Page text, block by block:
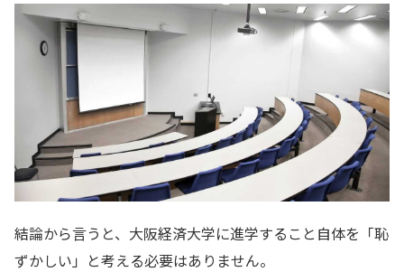
結論から言うと、大阪経済大学に進学すること自体を「恥
ずかしい」と考える必要はありません。